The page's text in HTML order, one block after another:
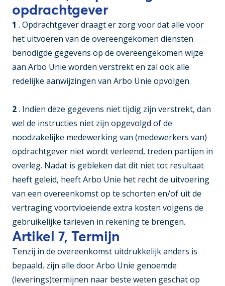
opdrachtgever
1 . Opdrachtgever draagt er zorg voor dat alle voor
het uitvoeren van de overeengekomen diensten
benodigde gegevens op de overeengekomen wijze
aan Arbo Unie worden verstrekt en zal ook alle
redelijke aanwijzingen van Arbo Unie opvolgen.
2. Indien deze gegevens niet tijdig zijn verstrekt, dan
wel de instructies niet zijn opgevolgd of de
noodzakelijke medewerking van (medewerkers van)
opdrachtgever niet wordt verleend, treden partijen in
overleg. Nadat is gebleken dat dit niet tot resultaat
heeft geleid, heeft Arbo Unie het recht de uitvoering
van een overeenkomst op te schorten en/of uit de
vertraging voortvloeiende extra kosten volgens de
gebruikelijke tarieven in rekening te brengen.
Artikel 7, Termijn
Tenzij in de overeenkomst uitdrukkelijk anders is
bepaald, zijn alle door Arbo Unie genoemde
(leverings)termijnen naar beste weten geschat op